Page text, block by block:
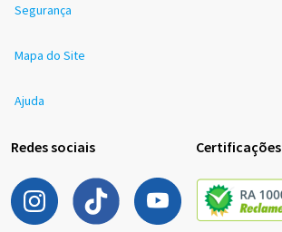
Segurança
Mapa do Site
Ajuda
Redes sociais Certificações